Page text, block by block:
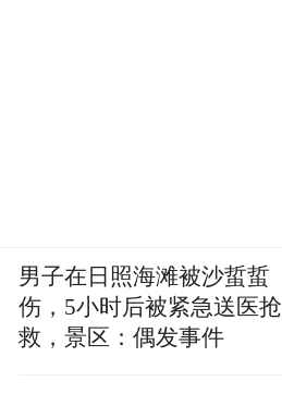
男子在日照海滩被沙蜇蜇
伤，5小时后被紧急送医抢
救，景区：偶发事件